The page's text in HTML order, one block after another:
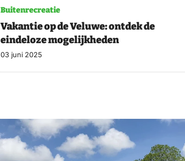
Buitenrecreatie
Vakantie op de Veluwe: ontdek de
eindeloze mogelijkheden
03 juni 2025